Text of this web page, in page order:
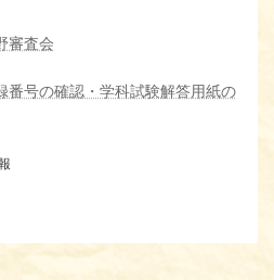
審査会
番号の確認・学科試験解答用紙の